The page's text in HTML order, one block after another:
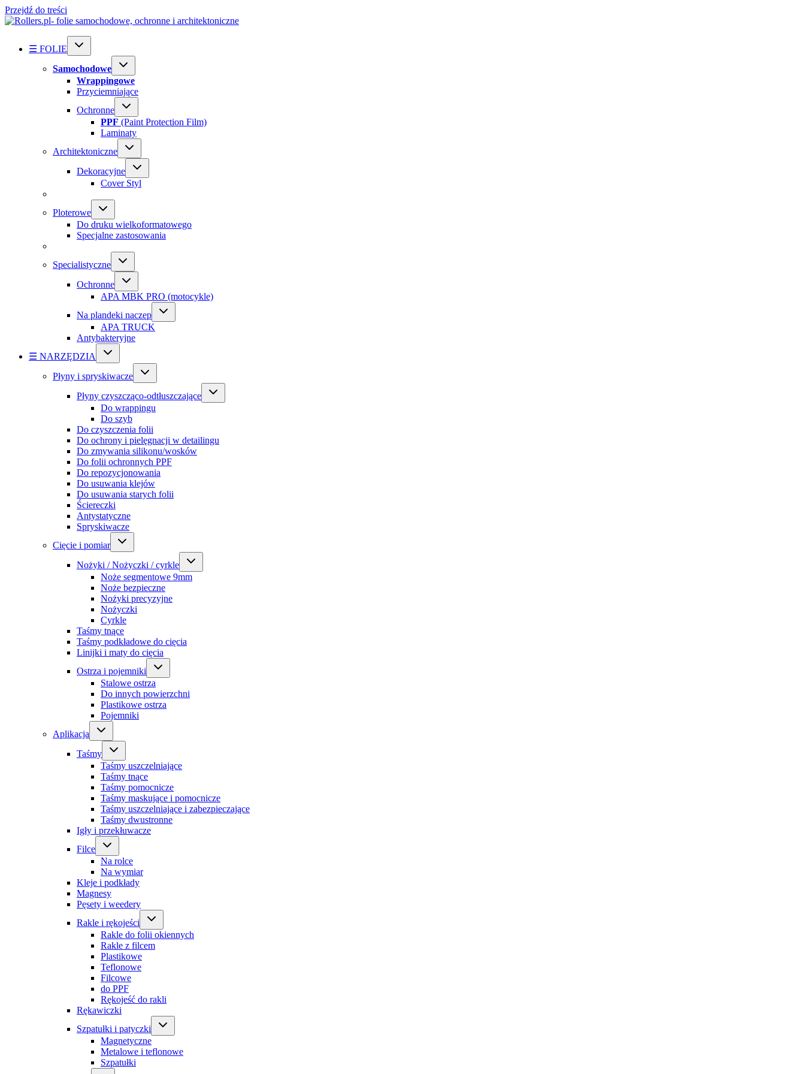
Przejdź do treści
☰ FOLIE
Samochodowe
Wrappingowe
Przyciemniające
Ochronne
PPF (Paint Protection Film)
Laminaty
Architektoniczne
Dekoracyjne
Cover Styl
Ploterowe
Do druku wielkoformatowego
Specjalne zastosowania
Specialistyczne
Ochronne
APA MBK PRO (motocykle)
Na plandeki naczep
APA TRUCK
Antybakteryjne
☰ NARZĘDZIA
Płyny i spryskiwacze
Płyny czyszcząco-odtłuszczające
Do wrappingu
Do szyb
Do czyszczenia folii
Do ochrony i pielęgnacji w detailingu
Do zmywania silikonu/wosków
Do folii ochronnych PPF
Do repozycjonowania
Do usuwania klejów
Do usuwania starych folii
Ściereczki
Antystatyczne
Spryskiwacze
Cięcie i pomiar
Nożyki / Nożyczki / cyrkle
Noże segmentowe 9mm
Noże bezpieczne
Nożyki precyzyjne
Nożyczki
Cyrkle
Taśmy tnące
Taśmy podkładowe do cięcia
Linijki i maty do cięcia
Ostrza i pojemniki
Stalowe ostrza
Do innych powierzchni
Plastikowe ostrza
Pojemniki
Aplikacja
Taśmy
Taśmy uszczelniające
Taśmy tnące
Taśmy pomocnicze
Taśmy maskujące i pomocnicze
Taśmy uszczelniające i zabezpieczające
Taśmy dwustronne
Igły i przekłuwacze
Filce
Na rolce
Na wymiar
Kleje i podkłady
Magnesy
Pęsety i weedery
Rakle i rękojeści
Rakle do folii okiennych
Rakle z filcem
Plastikowe
Teflonowe
Filcowe
do PPF
Rękojeść do rakli
Rękawiczki
Szpatułki i patyczki
Magnetyczne
Metalowe i teflonowe
Szpatułki